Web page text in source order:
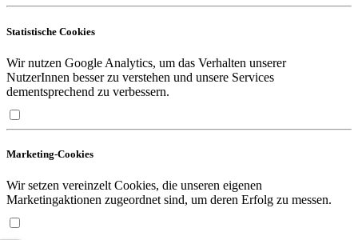
Statistische Cookies
Wir nutzen Google Analytics, um das Verhalten unserer
NutzerInnen besser zu verstehen und unsere Services
dementsprechend zu verbessern.
Marketing-Cookies
Wir setzen vereinzelt Cookies, die unseren eigenen
Marketingaktionen zugeordnet sind, um deren Erfolg zu messen.